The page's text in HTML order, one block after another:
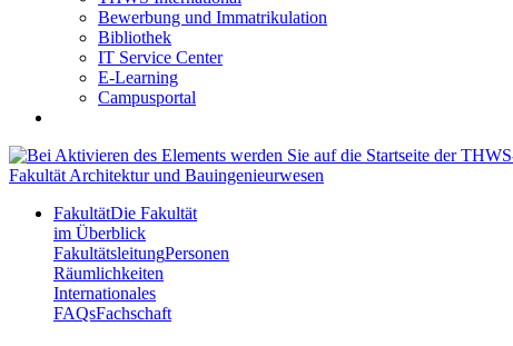
Bewerbung und Immatrikulation
Bibliothek
IT Service Center
E-Learning
Campusportal
Fakultät Architektur und Bauingenieurwesen
FakultätDie Fakultät
im Überblick
FakultätsleitungPersonen
Räumlichkeiten
Internationales
FAQsFachschaft